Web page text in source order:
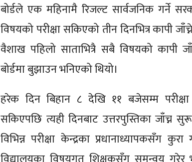
बोर्डले एक महिनामै रिजल्ट सार्वजनिक गर्ने
विषयको परीक्षा सकिएको तीन दिनभित्र कापी
वैशाख पहिलो साताभित्रै सबै विषयको कापी
बोर्डमा बुझाउन भनिएको थियो।
हरेक दिन बिहान ८ देखि ११ बजेसम्म परीक्षा
सकिएपछि त्यही दिनबाट उत्तरपुस्तिका जाँच्न
विभिन्न परीक्षा केन्द्रका प्रधानाध्यापकसँग